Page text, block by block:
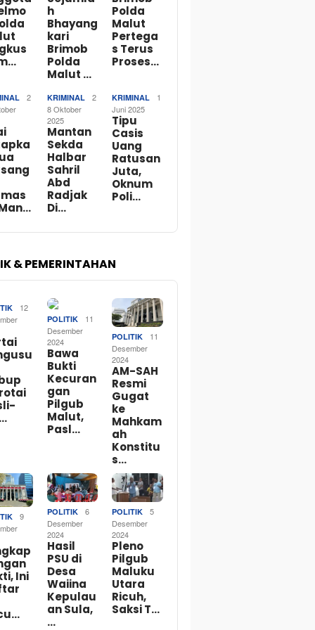
h
Bhayang
kari
Brimob
Polda
Malut …
Polda
Malut
Pertega
s Terus
Proses…
2
KRIMINAL
2
8 Oktober
2025
Mantan
Sekda
Halbar
Sahril
Abd
Radjak
Di…
KRIMINAL
1
Juni 2025
Tipu
Casis
Uang
Ratusan
Juta,
Oknum
Poli…
& PEMERINTAHAN
12
POLITIK
11
Desember
2024
Bawa
Bukti
Kecuran
gan
Pilgub
Malut,
Pasl…
POLITIK
11
Desember
2024
AM-SAH
Resmi
Gugat
ke
Mahkam
ah
Konstitu
s…
9
Ini
POLITIK
6
Desember
2024
Hasil
PSU di
Desa
Waiina
Kepulau
an Sula,
…
POLITIK
5
Desember
2024
Pleno
Pilgub
Maluku
Utara
Ricuh,
Saksi T…